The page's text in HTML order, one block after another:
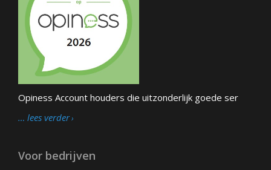
Opiness Account houders die uitzonderlijk goede ser
… lees verder
Voor bedrijven